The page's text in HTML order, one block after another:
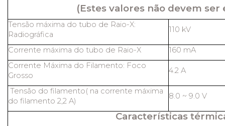
(Estes valores não devem ser
Tensão máxima do tubo de Raio-X:
Radiográfica
110 kV
Corrente máxima do tubo de Raio-X
160 mA
Corrente Máxima do Filamento: Foco
Grosso
4.2 A
Tensão do filamento( na corrente máxima
do filamento 2,2 A)
8.0 ~ 9.0 V
Características